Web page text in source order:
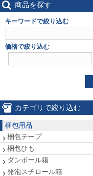
商品を探す
キーワードで絞り込む
価格で絞り込む
カテゴリで絞り込む
梱包用品
梱包テープ
梱包ひも
ダンボール箱
発泡スチロール箱